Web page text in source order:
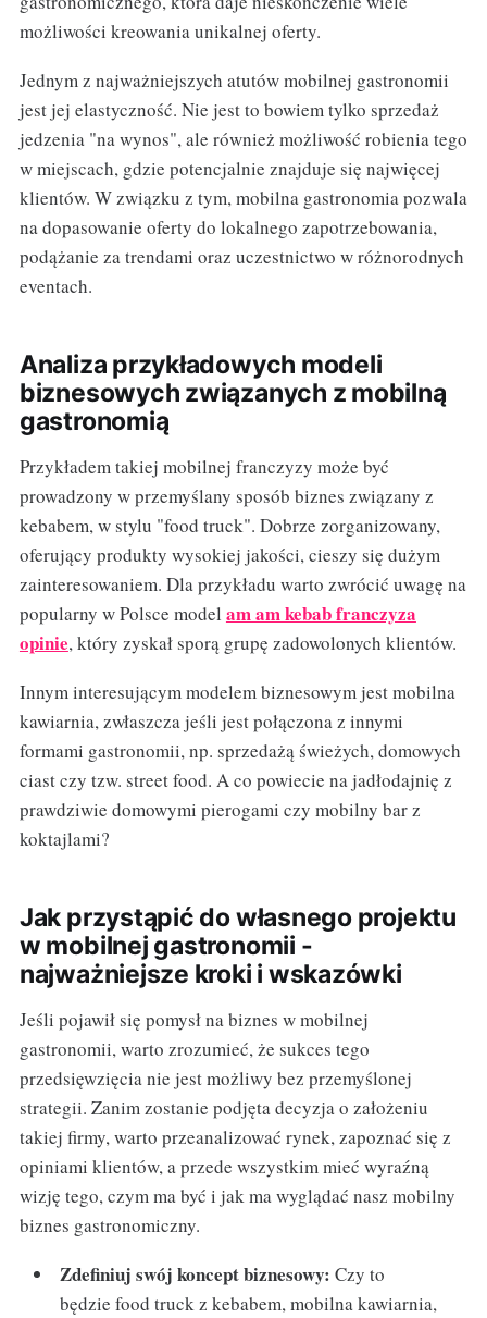
możliwości kreowania unikalnej oferty.
Jednym z najważniejszych atutów mobilnej gastronomii
jest jej elastyczność. Nie jest to bowiem tylko sprzedaż
jedzenia "na wynos", ale również możliwość robienia tego
w miejscach, gdzie potencjalnie znajduje się najwięcej
klientów. W związku z tym, mobilna gastronomia pozwala
na dopasowanie oferty do lokalnego zapotrzebowania,
podążanie za trendami oraz uczestnictwo w różnorodnych
eventach.
Analiza przykładowych modeli
biznesowych związanych z mobilną
gastronomią
Przykładem takiej mobilnej franczyzy może być
prowadzony w przemyślany sposób biznes związany z
kebabem, w stylu "food truck". Dobrze zorganizowany,
oferujący produkty wysokiej jakości, cieszy się dużym
zainteresowaniem. Dla przykładu warto zwrócić uwagę na
popularny w Polsce model am am kebab franczyza
opinie, który zyskał sporą grupę zadowolonych klientów.
Innym interesującym modelem biznesowym jest mobilna
kawiarnia, zwłaszcza jeśli jest połączona z innymi
formami gastronomii, np. sprzedażą świeżych, domowych
ciast czy tzw. street food. A co powiecie na jadłodajnię z
prawdziwie domowymi pierogami czy mobilny bar z
koktajlami?
Jak przystąpić do własnego projektu
w mobilnej gastronomii -
najważniejsze kroki i wskazówki
Jeśli pojawił się pomysł na biznes w mobilnej
gastronomii, warto zrozumieć, że sukces tego
przedsięwzięcia nie jest możliwy bez przemyślonej
strategii. Zanim zostanie podjęta decyzja o założeniu
takiej firmy, warto przeanalizować rynek, zapoznać się z
opiniami klientów, a przede wszystkim mieć wyraźną
wizję tego, czym ma być i jak ma wyglądać nasz mobilny
biznes gastronomiczny.
Zdefiniuj swój koncept biznesowy: Czy to
będzie food truck z kebabem, mobilna kawiarnia,